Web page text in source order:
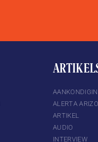
ALERTA
ARTIKEL
AUDIO
INTERVIEW